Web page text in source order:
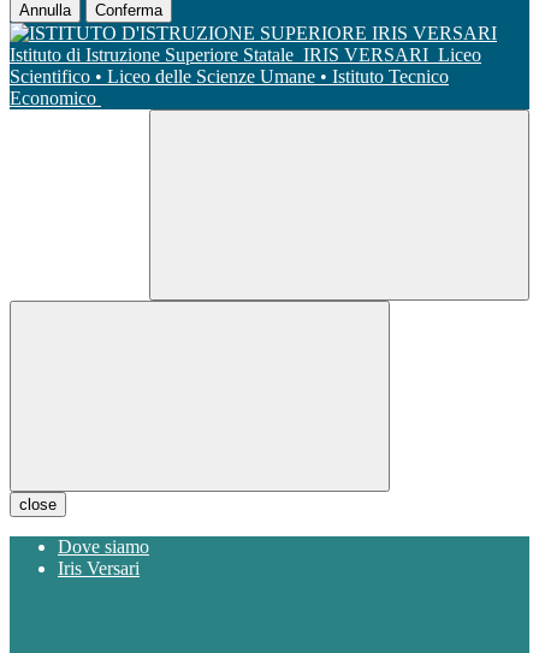
Annulla Conferma
Istituto di Istruzione Superiore Statale IRIS VERSARI Liceo
Scientifico • Liceo delle Scienze Umane • Istituto Tecnico
Economico
close
Dove siamo
Iris Versari